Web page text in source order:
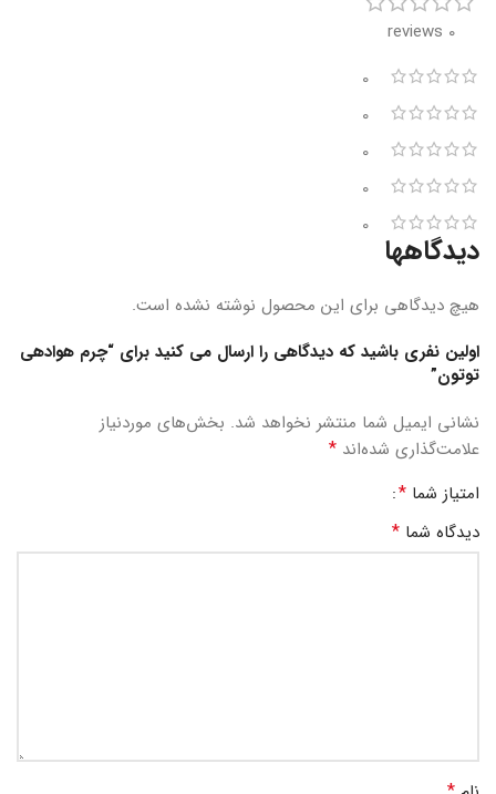
0 reviews
0
0
0
0
0
دیدگاهها
هیچ دیدگاهی برای این محصول نوشته نشده است.
اولین نفری باشید که دیدگاهی را ارسال می کنید برای “چرم هوادهی
توتون”
نشانی ایمیل شما منتشر نخواهد شد. بخش‌های موردنیاز
علامت‌گذاری شده‌اند *
امتیاز شما *
دیدگاه شما *